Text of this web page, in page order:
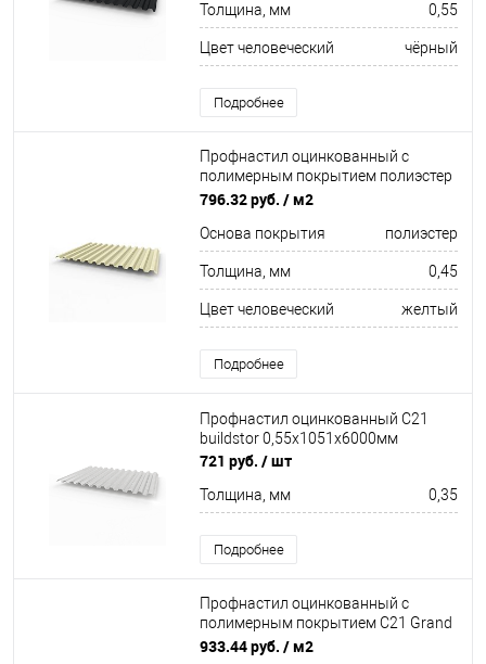
Толщина, мм 0,55
Цвет человеческий чёрный
Подробнее
Профнастил оцинкованный с
полимерным покрытием полиэстер
С21 buildstor 0,45х1051мм RAL 1013
796.32 руб. / м2
Основа покрытия полиэстер
Толщина, мм 0,45
Цвет человеческий желтый
Подробнее
Профнастил оцинкованный С21
buildstor 0,55х1051х6000мм
721 руб. / шт
Толщина, мм 0,35
Подробнее
Профнастил оцинкованный с
полимерным покрытием С21 Grand
line Optima 0,7х1040мм RAL 5005
933.44 руб. / м2